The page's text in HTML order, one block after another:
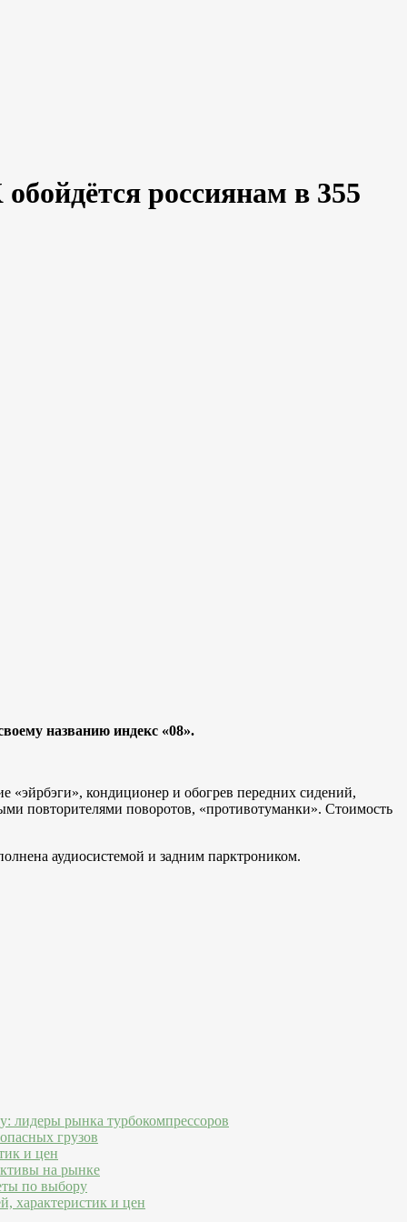
россиянам в 355
названию индекс «08».
«эйрбэги», кондиционер и обогрев передних сидений,
повторителями поворотов, «противотуманки». Стоимость
аудиосистемой и задним парктроником.
лидеры рынка турбокомпрессоров
грузов
и цен
на рынке
по выбору
характеристик и цен